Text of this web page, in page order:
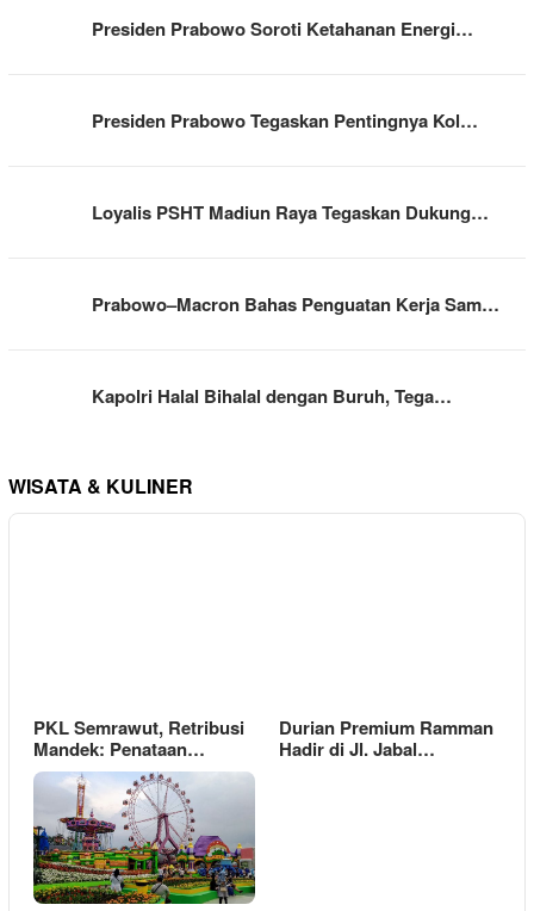
Presiden Prabowo Soroti Ketahanan Energi…
Presiden Prabowo Tegaskan Pentingnya Kol…
Loyalis PSHT Madiun Raya Tegaskan Dukung…
Prabowo–Macron Bahas Penguatan Kerja Sam…
Kapolri Halal Bihalal dengan Buruh, Tega…
WISATA & KULINER
PKL Semrawut, Retribusi
Mandek: Penataan…
Durian Premium Ramman
Hadir di Jl. Jabal…